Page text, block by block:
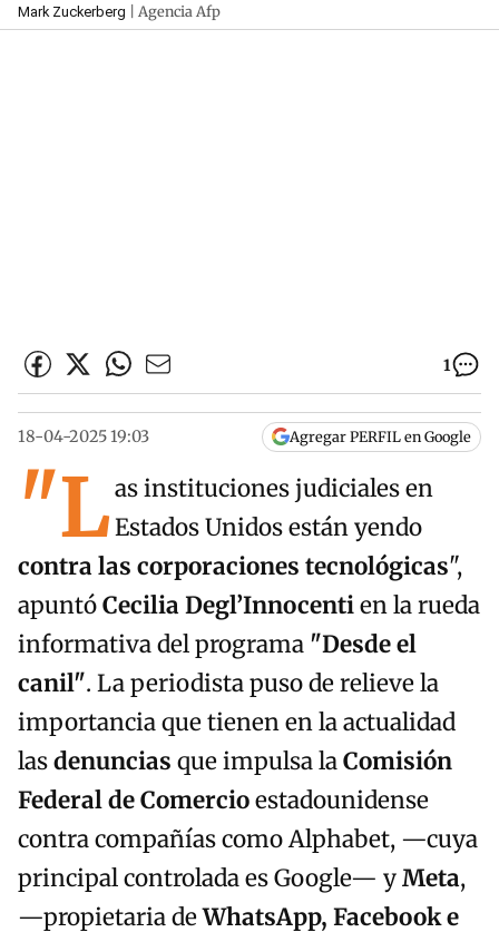
Mark Zuckerberg | Agencia Afp
1
18-04-2025 19:03 Agregar PERFIL en Google
"Las instituciones judiciales en
Estados Unidos están yendo
contra las corporaciones tecnológicas",
apuntóCecilia Degl’Innocentien la rueda
informativa del programa "Desde el
canil". La periodista puso de relieve la
importancia que tienen en la actualidad
lasdenuncias que impulsa laComisión
Federal de Comercioestadounidense
contra compañías como Alphabet, —cuya
principal controlada es Google— yMeta,
—propietaria deWhatsApp, Facebook e